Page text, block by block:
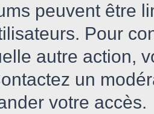
peuvent être
Pour
autre action,
un
votre accès.